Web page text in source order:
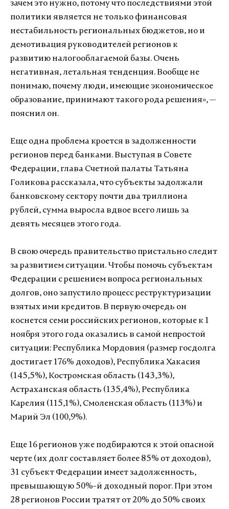
зачем это нужно, потому что последствиями этой
политики является не только финансовая
нестабильность региональных бюджетов, но и
демотивация руководителей регионов к
развитию налогооблагаемой базы. Очень
негативная, летальная тенденция. Вообще не
понимаю, почему люди, имеющие экономическое
образование, принимают такого рода решения», —
пояснил он.
Еще одна проблема кроется в задолженности
регионов перед банками. Выступая в Совете
Федерации, глава Счетной палаты Татьяна
Голикова рассказала, что субъекты задолжали
банковскому сектору почти два триллиона
рублей, сумма выросла вдвое всего лишь за
девять месяцев этого года.
В свою очередь правительство пристально следит
за развитием ситуации. Чтобы помочь субъектам
Федерации с решением вопроса региональных
долгов, оно запустило процесс реструктуризации
взятых ими кредитов. В первую очередь он
коснется семи российских регионов, которые к 1
ноября этого года оказались в самой непростой
ситуации: Республика Мордовия (размер госдолга
достигает 176% доходов), Республика Хакасия
(145,5%), Костромская область (143,3%),
Астраханская область (135,4%), Республика
Карелия (115,1%), Смоленская область (113%) и
Марий Эл (100,9%).
Еще 16 регионов уже подбираются к этой опасной
черте (их долг составляет более 85% от доходов),
31 субъект Федерации имеет задолженность,
превышающую 50%-й доходный порог. При этом
28 регионов России тратят от 20% до 50% своих